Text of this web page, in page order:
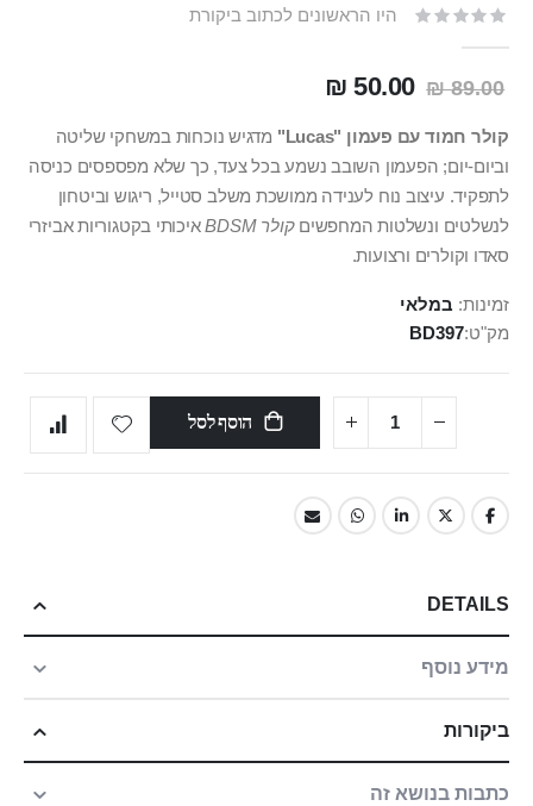
היו הראשונים לכתוב ביקורת
89.00 ₪
50.00 ₪
קולר חמוד עם פעמון "Lucas"
מדגיש נוכחות במשחקי שליטה
וביום‑יום; הפעמון השובב נשמע בכל צעד, כך שלא מפספסים כניסה
לתפקיד. עיצוב נוח לענידה ממושכת משלב סטייל, ריגוש וביטחון
לנשלטים ונשלטות המחפשיםקולר BDSM
איכותי בקטגוריות אביזרי
סאדו וקולרים ורצועות.
זמינות: במלאי
מק"ט BD397
הוסף לסל
DETAILS
מידע נוסף
ביקורות
כתבות בנושא זה